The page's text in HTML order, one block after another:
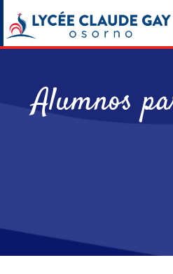
Alumnos